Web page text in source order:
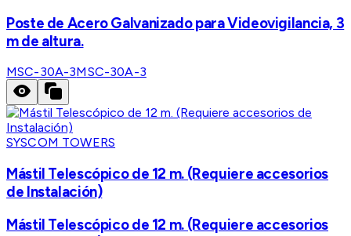
Poste de Acero Galvanizado para Videovigilancia, 3
m de altura.
MSC-30A-3MSC-30A-3
SYSCOM TOWERS
Mástil Telescópico de 12 m. (Requiere accesorios
de Instalación)
Mástil Telescópico de 12 m. (Requiere accesorios